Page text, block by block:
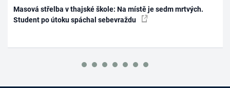
Masová střelba v thajské škole: Na místě je sedm mrtvých.
Student po útoku spáchal sebevraždu